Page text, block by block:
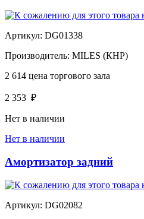
Артикул: DG01338
Производитель: MILES (КНР)
2 614 цена торгового зала
2 353 ₽
Нет в наличии
Нет в наличии
Амортизатор задний
Артикул: DG02082